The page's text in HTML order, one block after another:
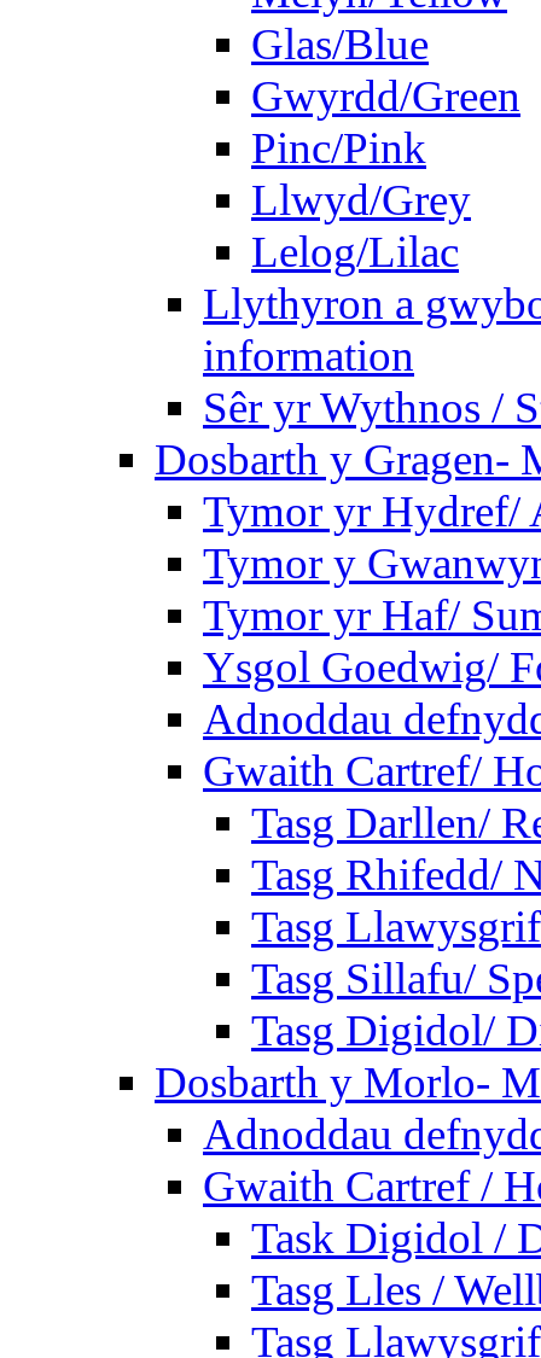
Glas/Blue
Gwyrdd/Green
Pinc/Pink
Llwyd/Grey
Lelog/Lilac
Llythyron a
information
Sêr yr Wythnos /
Dosbarth y Gragen-
Tymor yr Hydref/
Tymor y
Tymor yr Haf/
Ysgol Goedwig/
Adnoddau
Gwaith Cartref/
Tasg Darllen/
Tasg Rhifedd/
Tasg
Tasg Sillafu/
Tasg Digidol/
Dosbarth y Morlo-
Adnoddau
Gwaith Cartref /
Task Digidol /
Tasg Lles /
Tasg